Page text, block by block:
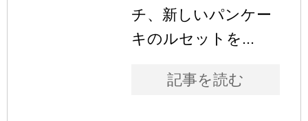
チ、新しいパンケー
キのルセットを...
記事を読む